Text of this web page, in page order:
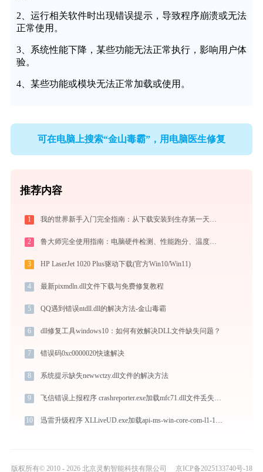
2、运行相关软件时出现错误提示，导致程序崩溃或无法
正常使用。
3、系统性能下降，某些功能无法正常执行，影响用户体
验。
4、某些功能或模块无法正常加载或使用。
可在电脑上搜索“金山毒霸”，用电脑医生修复
推荐内容
1 我的世界新手入门完全指南：从下载安装到生存第一天，一篇讲透
2 鲁大师完全使用指南：电脑硬件检测、性能跑分、温度监控与系统优化一站式攻略
3 HP LaserJet 1020 Plus驱动下载(官方Win10/Win11)
4 最新pixmdln.dll文件下载与免费修复教程
5 QQ遇到错误ntdll.dll的解决方法-金山毒霸
6 dll修复工具windows10：如何有效解决DLL文件缺失问题？
7 错误码0xc0000020快速解决
8 系统提示缺失newwctzy.dll文件的解决方法
9 飞信错误上报程序 crashreporter.exe加载mfc71.dll文件丢失处理办法
10 迅雷升级程序 XLLiveUD.exe加载api-ms-win-core-com-l1-1-0.dll文件丢失处理办法
版权所有© 2010 - 2026 北京灵豹智能科技有限公司 京ICP备2025133740号-18